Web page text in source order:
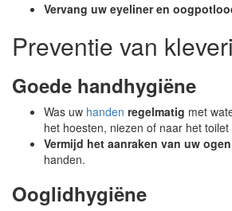
Vervang uw eyeliner en
Preventie van
Goede handhygiëne
Was uw handen regelmatig met
het hoesten, niezen of naar het toilet
Vermijd het aanraken van uw ogen
handen.
Ooglidhygiëne